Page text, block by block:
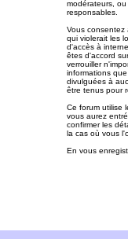
modérateurs,
responsables.
Vous consentez
qui violerait les
d'accès à
êtes d'accord
verrouiller
informations
divulguées à
être tenus pour
Ce forum utilise
vous aurez
confirmer les
la cas où vous
En vous